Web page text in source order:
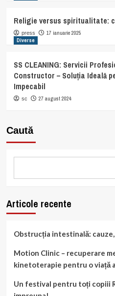
Religie versus spiritualitate:
press
17 ianuarie 2025
Diverse
SS CLEANING: Servicii
Constructor – Soluția Ideală
Impecabil
sc 27 august 2024
Caută
Articole recente
Obstrucția intestinală:
Motion Clinic – recuperare
kinetoterapie pentru o viață
Un festival pentru toți copiii